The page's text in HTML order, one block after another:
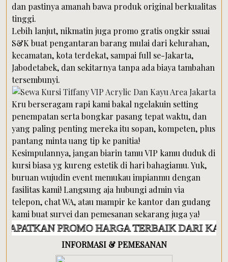
dan pastinya amanah bawa produk original berkualitas
tinggi.
Lebih lanjut, nikmatin juga promo gratis ongkir ssuai
S&K buat pengantaran barang mulai dari kelurahan,
kecamatan, kota terdekat, sampai full se-Jakarta,
Jabodetabek, dan sekitarnya tanpa ada biaya tambahan
tersembunyi.
Kru berseragam rapi kami bakal ngelakuin setting
penempatan serta bongkar pasang tepat waktu, dan
yang paling penting mereka itu sopan, kompeten, plus
pantang minta uang tip ke panitia!
Kesimpulannya, jangan biarin tamu VIP kamu duduk di
kursi biasa yg kureng estetik di hari bahagiamu. Yuk,
buruan wujudin event memukau impianmu dengan
fasilitas kami! Langsung aja hubungi admin via
telepon, chat WA, atau mampir ke kantor dan gudang
kami buat survei dan pemesanan sekarang juga ya!
HARGA TERBAIK DARI KAMI
INFORMASI & PEMESANAN